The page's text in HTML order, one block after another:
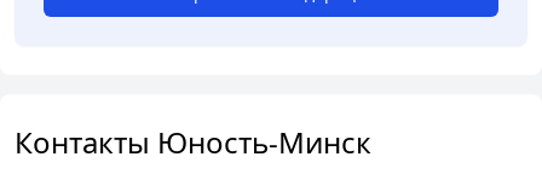
Контакты Юность-Минск